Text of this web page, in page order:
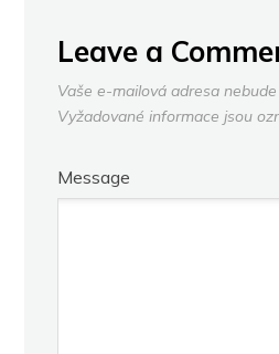
Leave a
Vaše e-mailová adresa
Vyžadované informace jsou
Message